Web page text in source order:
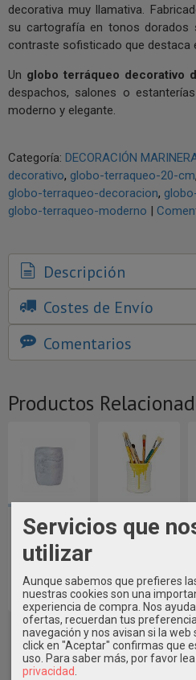
decorativa muy llamativa.
su cartografía en tonos
contraste sofisticado que destaca
Un globo terráqueo decorativo
despachos, salones o
moderno y elegante.
Categoría: DECORACIÓN
decorativo globo-terraqueo-20-cm
globo-terraqueo-decoracion
globo-terraqueo-moderno |
Descripción
Costes de Envío
Comentarios
Productos
VASO
ACCESORIO
BAÑO MARBLE
SILVER ~
10,50 €
BOTE
CERÁMICA
14,20 €
Servicios que
utilizar
Aunque sabemos que prefieres
nuestras cookies son una
experiencia de compra. Nos
ofertas, recuerdan tus
navegación y nos avisan si la web
click en "Aceptar" confirmas que
uso. Para saber más, por favor
privacidad